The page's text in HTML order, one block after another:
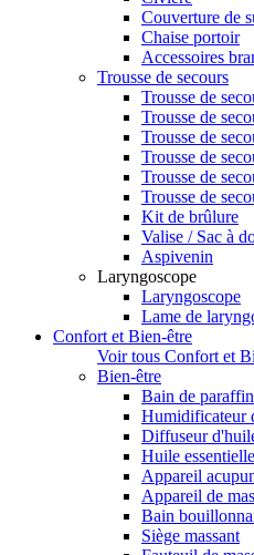
Couverture de
Chaise portoir
Accessoires
Trousse de secours
Trousse de
Trousse de
Trousse de
Trousse de
Trousse de
Trousse de
Kit de brûlure
Valise / Sac à
Aspivenin
Laryngoscope
Laryngoscope
Lame de
Confort et Bien-être
Voir tous Confort et
Bien-être
Bain de
Humidificateur
Diffuseur
Huile essentielle
Appareil
Appareil de
Bain
Siège massant